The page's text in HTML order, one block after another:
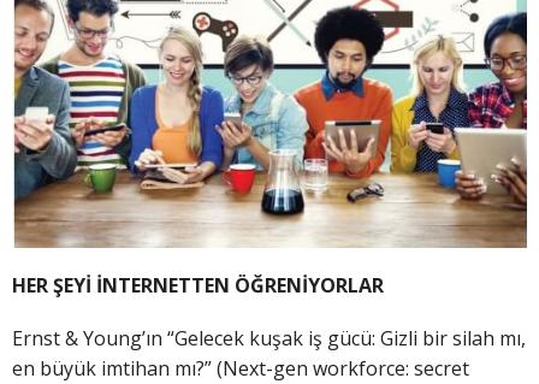
HER ŞEYİ İNTERNETTEN ÖĞRENİYORLAR
Ernst & Young’ın “Gelecek kuşak iş gücü: Gizli bir silah mı,
en büyük imtihan mı?” (Next-gen workforce: secret